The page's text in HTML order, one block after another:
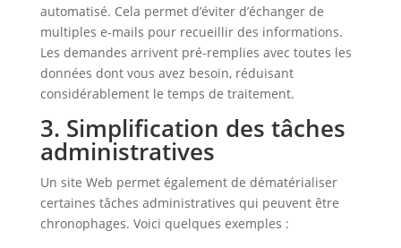
automatisé. Cela permet d’éviter d’échanger de
multiples e-mails pour recueillir des informations.
Les demandes arrivent pré-remplies avec toutes les
données dont vous avez besoin, réduisant
considérablement le temps de traitement.
3. Simplification des tâches
administratives
Un site Web permet également de dématérialiser
certaines tâches administratives qui peuvent être
chronophages. Voici quelques exemples :